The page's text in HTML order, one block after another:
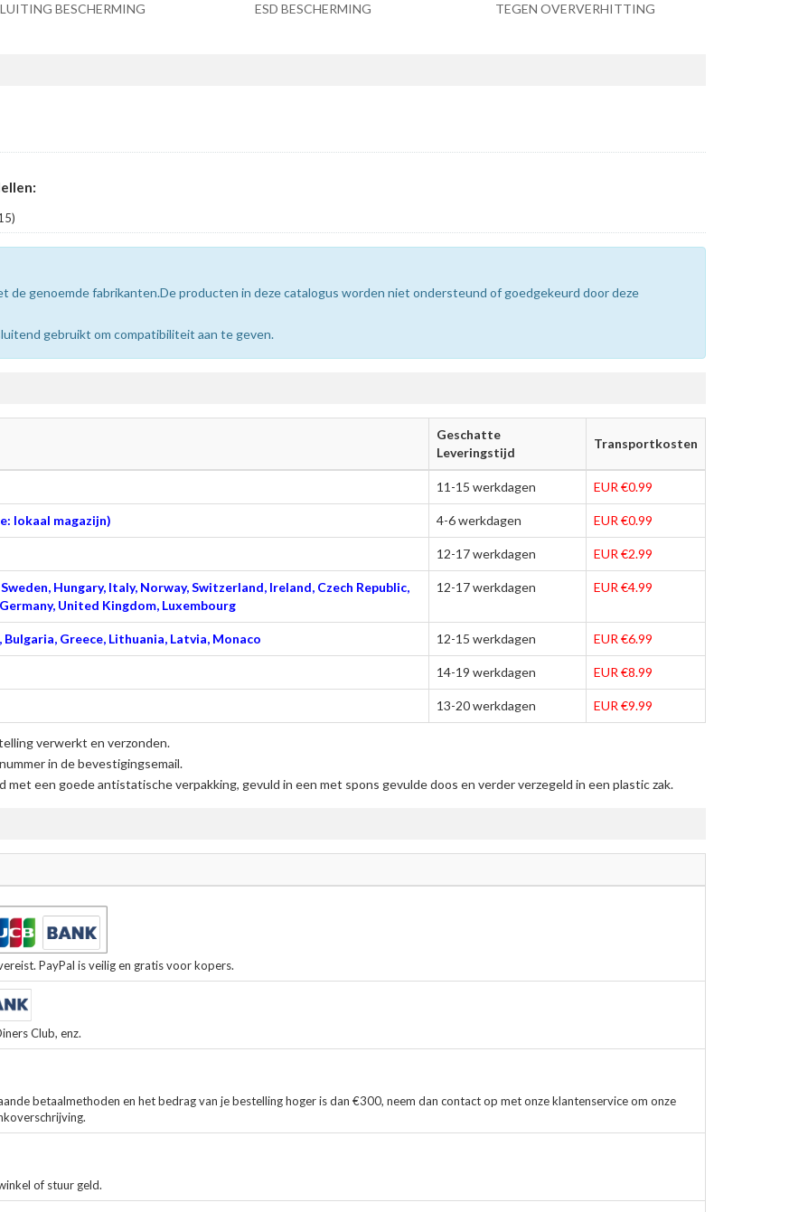
BESCHERMING ESD BESCHERMING TEGEN OVERVERHITTING
de genoemde fabrikanten.De producten in deze catalogus worden niet ondersteund of goedgekeurd door deze
gebruikt om compatibiliteit aan te geven.
Geschatte
Leveringstijd
Transportkosten
11-15 werkdagen EUR €0.99
lokaal magazijn) 4-6 werkdagen EUR €0.99
12-17 werkdagen EUR €2.99
Hungary, Italy, Norway, Switzerland, Ireland, Czech Republic,
United Kingdom, Luxembourg
12-17 werkdagen EUR €4.99
Greece, Lithuania, Latvia, Monaco 12-15 werkdagen EUR €6.99
14-19 werkdagen EUR €8.99
13-20 werkdagen EUR €9.99
verwerkt en verzonden.
in de bevestigingsemail.
met een goede antistatische verpakking, gevuld in een met spons gevulde doos en verder verzegeld in een plastic zak.
PayPal is veilig en gratis voor kopers.
Club, enz.
betaalmethoden en het bedrag van je bestelling hoger is dan €300, neem dan contact op met onze klantenservice om onze
of stuur geld.